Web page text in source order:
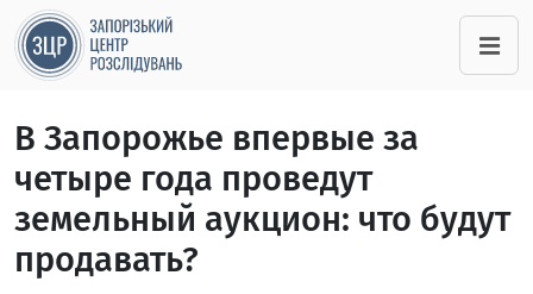
В Запорожье впервые за
четыре года проведут
земельный аукцион: что будут
продавать?